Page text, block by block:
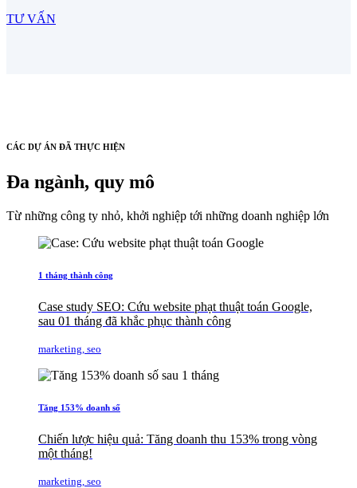
TƯ VẤN
CÁC DỰ ÁN ĐÃ THỰC HIỆN
Đa ngành, quy mô
Từ những công ty nhỏ, khởi nghiệp tới những doanh nghiệp lớn
1 tháng thành công
Case study SEO: Cứu website phạt thuật toán Google,
sau 01 tháng đã khắc phục thành công
marketing, seo
Tăng 153% doanh số
Chiến lược hiệu quả: Tăng doanh thu 153% trong vòng
một tháng!
marketing, seo